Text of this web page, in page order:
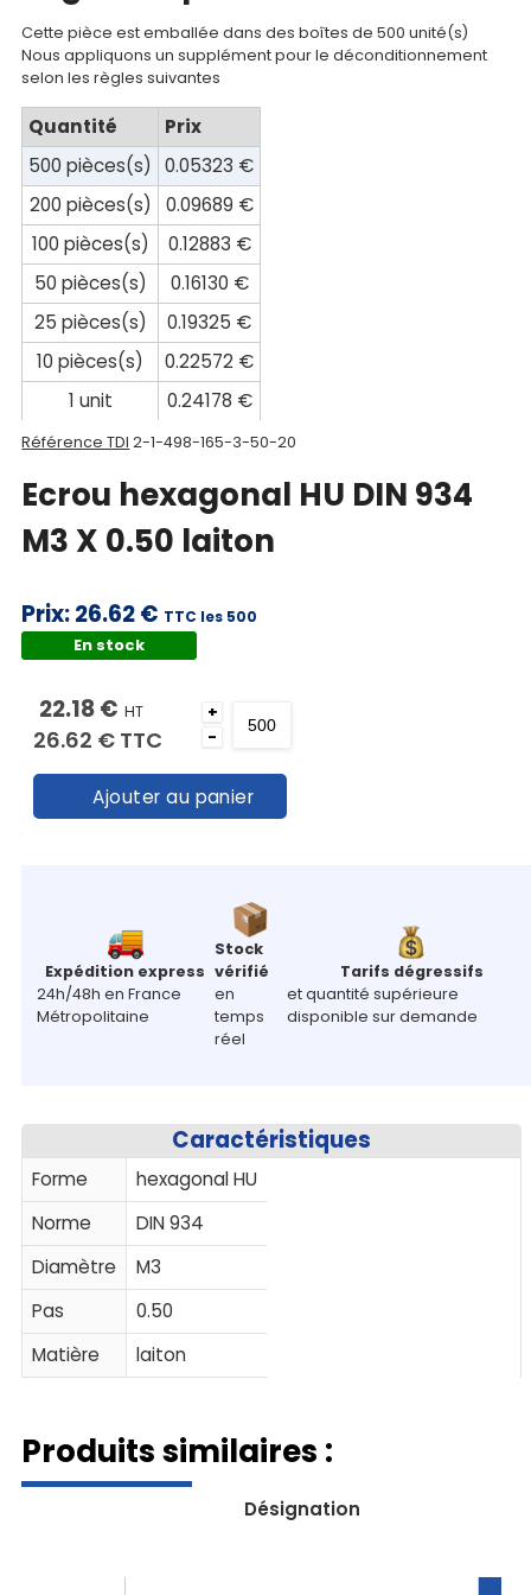
compte
Mon
panier
Contact
Cette pièce est emballée dans des boîtes de 500 unité(s)
Nous appliquons un supplément pour le déconditionnement
selon les règles suivantes
Quantité
Prix
500 pièces(s)
0.05323 €
200 pièces(s)
0.09689 €
100 pièces(s)
0.12883 €
50 pièces(s)
0.16130 €
25 pièces(s)
0.19325 €
10 pièces(s)
0.22572 €
1 unit
0.24178 €
Référence TDI 2-1-498-165-3-50-20
Ecrou hexagonal HU DIN 934
M3 X 0.50 laiton
Prix:26.62 € TTC les 500
En stock
22.18 € HT
26.62 € TTC
+
-
Ajouter au panier
Expédition express
24h/48h en France
Métropolitaine
Stock
vérifié
en
temps
réel
Tarifs dégressifs
et quantité supérieure
disponible sur demande
Caractéristiques
Forme
hexagonal HU
Norme
DIN 934
Diamètre
M3
Pas
0.50
Matière
laiton
Produits similaires :
Désignation